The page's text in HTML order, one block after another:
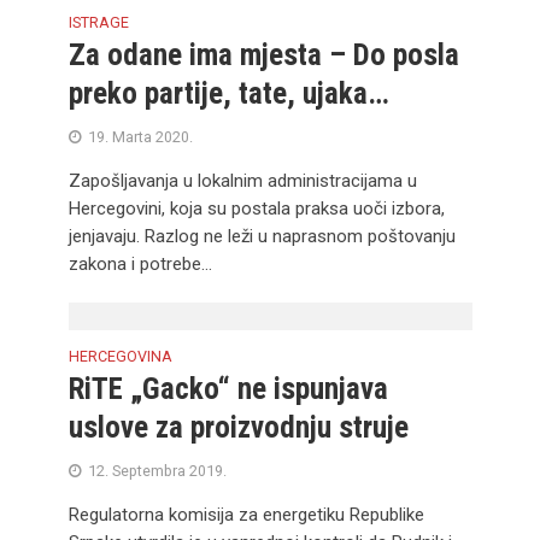
ISTRAGE
Za odane ima mjesta – Do posla
preko partije, tate, ujaka…
19. Marta 2020.
Zapošljavanja u lokalnim administracijama u
Hercegovini, koja su postala praksa uoči izbora,
jenjavaju. Razlog ne leži u naprasnom poštovanju
zakona i potrebe...
HERCEGOVINA
RiTE „Gacko“ ne ispunjava
uslove za proizvodnju struje
12. Septembra 2019.
Regulatorna komisija za energetiku Republike